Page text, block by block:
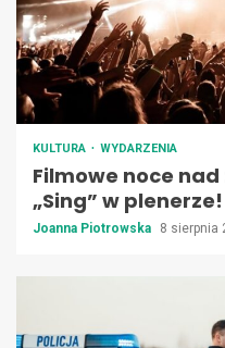
KULTURA WYDARZENIA
Filmowe noce
„Sing” w plenerze!
Joanna Piotrowska 8 sierpnia